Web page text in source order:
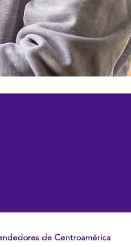
de Centroamérica